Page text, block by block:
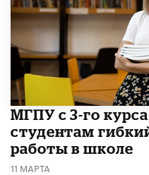
МГПУ с 3-го
студентам
работы в школе
11 МАРТА